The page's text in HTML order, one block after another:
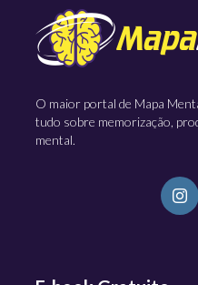
O maior portal de Mapa
tudo sobre memorização,
mental.